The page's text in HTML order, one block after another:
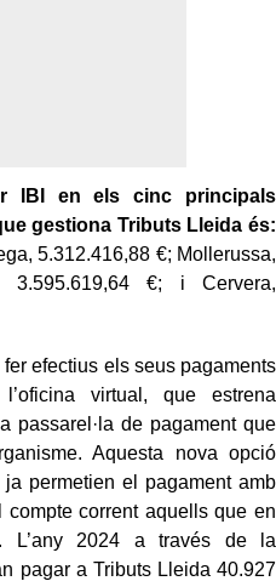
IBI en els cinc principals
gestiona Tributs Lleida és:
5.312.416,88 €; Mollerussa,
3.595.619,64 €; i Cervera,
efectius els seus pagaments
virtual, que estrena
passarel·la de pagament que
Aquesta nova opció
permetien el pagament amb
corrent aquells que en
L’any 2024 a través de la
pagar a Tributs Lleida 40.927